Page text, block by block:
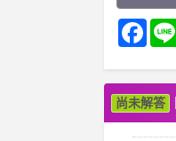
尚未解答